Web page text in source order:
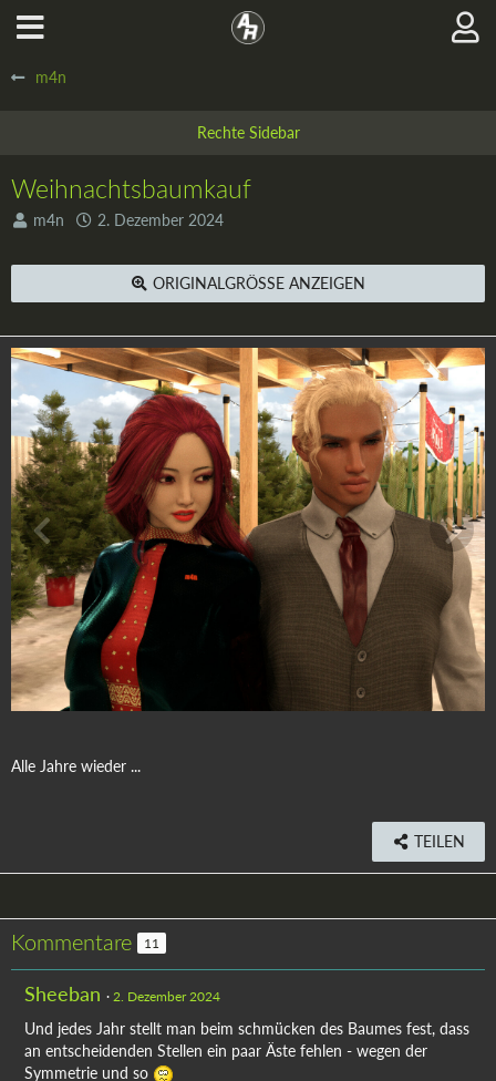
m4n
Weihnachtsbaumkauf
m4n 2. Dezember 2024
ORIGINALGRÖSSE ANZEIGEN
Alle Jahre wieder ...
TEILEN
Kommentare 11
Sheeban 2. Dezember 2024
Und jedes Jahr stellt man beim schmücken des Baumes fest, dass
an entscheidenden Stellen ein paar Äste fehlen - wegen der
Symmetrie und so